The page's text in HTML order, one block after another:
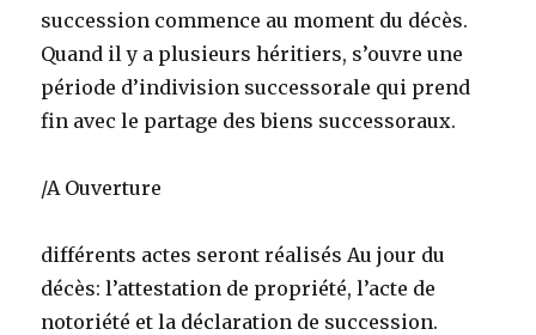
succession commence au moment du décès.
Quand il y a plusieurs héritiers, s’ouvre une
période d’indivision successorale qui prend
fin avec le partage des biens successoraux.
/A Ouverture
différents actes seront réalisés Au jour du
décès: l’attestation de propriété, l’acte de
notoriété et la déclaration de succession.